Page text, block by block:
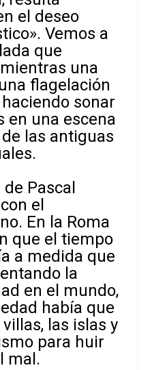
el deseo
Vemos a
que
una
flagelación
sonar
en una escena
las antiguas
Pascal
el
En la Roma
que el tiempo
a medida que
la
en el mundo,
había que
las islas y
para huir
mal.